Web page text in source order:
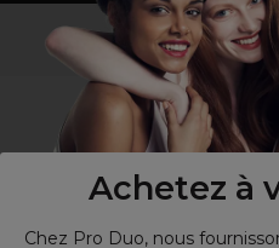
Achetez à
Chez Pro Duo, nous
Vous n’êtes pas
Visitez notre site pour